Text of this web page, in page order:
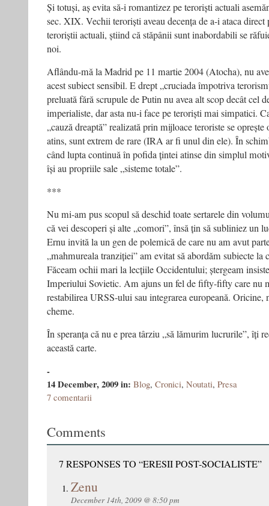
Și totuși, aș evita să-i romantizez pe teroriști actuali
sec. XIX. Vechii teroriști aveau decența de a-i ataca direct
teroriștii actuali, știind că stăpânii sunt inabordabili se
noi.
Aflându-mă la Madrid pe 11 martie 2004 (Atocha), nu
acest subiect sensibil. E drept „cruciada împotriva
preluată fără scrupule de Putin nu avea alt scop decât cel
imperialiste, dar asta nu-i face pe teroriști mai simpatici.
„cauză dreaptă” realizată prin mijloace teroriste se
atins, sunt extrem de rare (IRA ar fi unul din ele). În
când lupta continuă în pofida țintei atinse din simplul
își au propriile sale „sisteme totale”.
***
Nu mi-am pus scopul să deschid toate sertarele din
că vei descoperi și alte „comori”, însă țin să subliniez un
Ernu invită la un gen de polemică de care nu am avut
„mahmureala tranziției” am evitat să abordăm subiecte la
Făceam ochii mari la lecțiile Occidentului; ștergeam
Imperiului Sovietic. Am ajuns un fel de fifty-fifty care nu
restabilirea URSS-ului sau integrarea europeană. Oricine,
cheme.
În speranța că nu e prea târziu „să lămurim lucrurile”, îți
această carte.
-
14 December, 2009in: Blog, Cronici, Noutati, Presa
7 comentarii
Comments
7 RESPONSES TO “ERESII POST-SOCIALISTE”
Zenu
December 14th, 2009 @ 8:50 pm